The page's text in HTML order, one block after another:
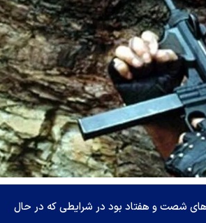
شصت و هفتاد بود در شرایطی که در حال